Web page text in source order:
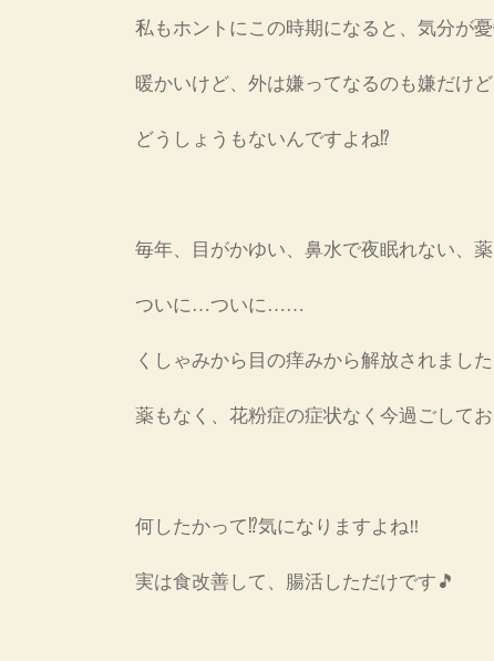
私もホントにこの時期になると、気分が憂
暖かいけど、外は嫌ってなるのも嫌だけ
どうしょうもないんですよね⁉️
毎年、目がかゆい、鼻水で夜眠れない、
ついに…ついに……
くしゃみから目の痒みから解放されまし
薬もなく、花粉症の症状なく今過ごして
何したかって⁉️気になりますよね‼️
実は食改善して、腸活しただけです🎵